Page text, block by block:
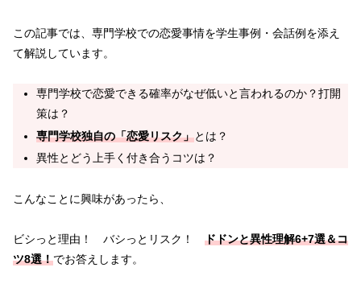
この記事では、専門学校での恋愛事情を学生事例・会話例を添え
て解説しています。
専門学校で恋愛できる確率がなぜ低いと言われるのか？打開
策は？
専門学校独自の「恋愛リスク」とは？
異性とどう上手く付き合うコツは？
こんなことに興味があったら、
ビシっと理由！ バシっとリスク！ ドドンと異性理解6+7選＆コ
ツ8選！でお答えします。